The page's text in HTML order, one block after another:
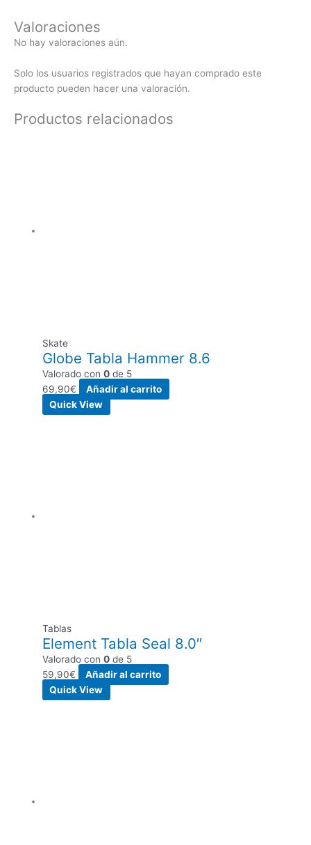
Valoraciones
No hay valoraciones aún.
Solo los usuarios registrados que hayan comprado este
producto pueden hacer una valoración.
Productos relacionados
Skate
Globe Tabla Hammer 8.6
Valorado con0 de 5
69,90€
Añadir al carrito
Quick View
Tablas
Element Tabla Seal 8.0″
Valorado con0 de 5
59,90€
Añadir al carrito
Quick View